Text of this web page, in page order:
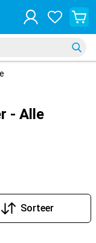
- Alle
Sorteer